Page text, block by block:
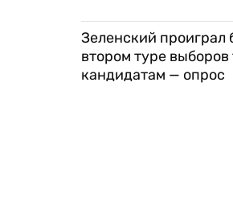
Зеленский проиграл
втором туре выборов
кандидатам — опрос